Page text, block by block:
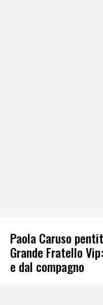
Paola Caruso
Grande Fratello
e dal compagno